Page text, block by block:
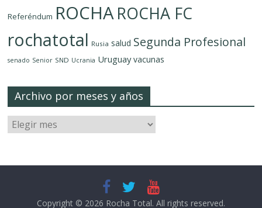
Referéndum ROCHAROCHA FC
rochatotal Rusia salud Segunda Profesional
senado Senior SND Ucrania Uruguay vacunas
Archivo por meses y años
Copyright © 2026 Rocha Total. All rights reserved.